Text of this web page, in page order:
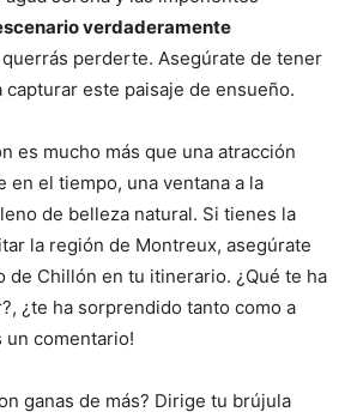
verdaderamente
perderte. Asegúrate de tener
capturar este paisaje de ensueño.
es mucho más que una atracción
en el tiempo, una ventana a la
de belleza natural. Si tienes la
la región de Montreux, asegúrate
de Chillón en tu itinerario. ¿Qué te ha
¿te ha sorprendido tanto como a
un comentario!
ganas de más? Dirige tu brújula